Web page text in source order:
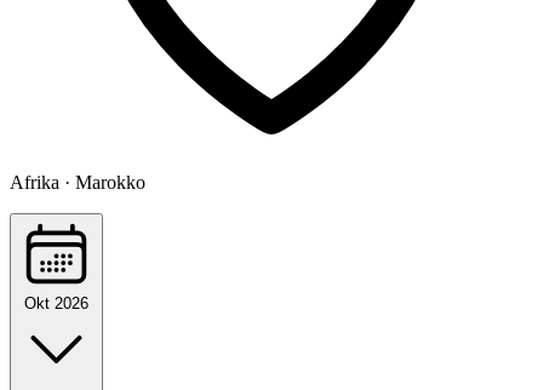
Afrika · Marokko
Okt 2026